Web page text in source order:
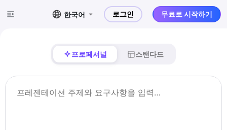
한국어 로그인 무료로 시작하기
프로페셔널 스탠다드